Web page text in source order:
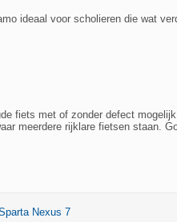
ideaal voor scholieren die wat
fiets met of zonder defect
meerdere rijklare fietsen staan.
Nexus 7